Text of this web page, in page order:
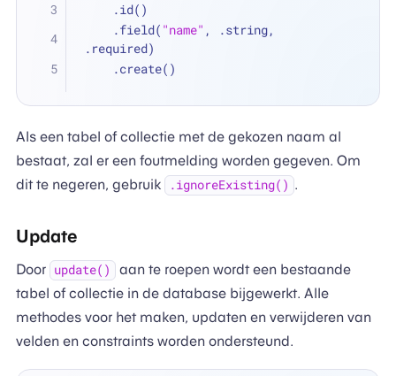
    .id()
    .field(
"name" , .string,
.required)
    .create()
Als een tabel of collectie met de gekozen naam al
bestaat, zal er een foutmelding worden gegeven. Om
dit te negeren, gebruik
.ignoreExisting() .
Update
Door update()
aan te roepen wordt een bestaande
tabel of collectie in de database bijgewerkt. Alle
methodes voor het maken, updaten en verwijderen van
velden en constraints worden ondersteund.